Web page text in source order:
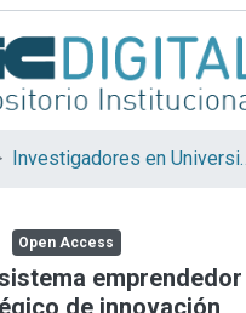
Investigadores en
Open Access
de innovación